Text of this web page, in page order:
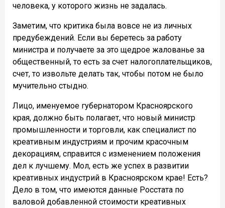
человека, у которого жизнь не задалась.
Заметим, что критика была вовсе не из личных
предубеждений. Если вы беретесь за работу
министра и получаете за это щедрое жалованье за
общественный, то есть за счет налогоплательщиков,
счет, то извольте делать так, чтобы потом не было
мучительно стыдно.
Лицо, именуемое губернатором Красноярского
края, должно быть полагает, что новый министр
промышленности и торговли, как специалист по
креативным индустриям и прочим красочным
декорациям, справится с изменением положения
дел к лучшему. Мол, есть же успех в развитии
креативных индустрий в Красноярском крае! Есть?
Дело в том, что имеются данные Росстата по
валовой добавленной стоимости креативных